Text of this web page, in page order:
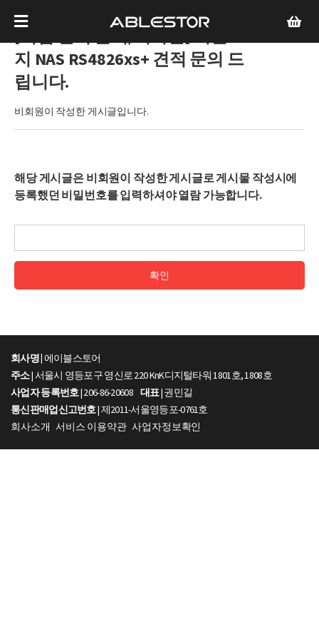
지 NAS RS4826xs+ 견적 문의 드
립니다.
비회원이 작성한 게시글입니다.
해당 게시글은 비회원이 작성한 게시글로 게시물 작성시에
등록했던 비밀번호를 입력하셔야 열람 가능합니다.
회사명 |에이블스토어
주소| 서울시 영등포구 영신로 220 KnK디지털타워 1801호, 1808호
사업자 등록번호| 206-86-20608 대표| 권민길
통신판매업신고번호| 제2011-서울영등포-0761호
회사소개 서비스 이용약관 사업자정보확인